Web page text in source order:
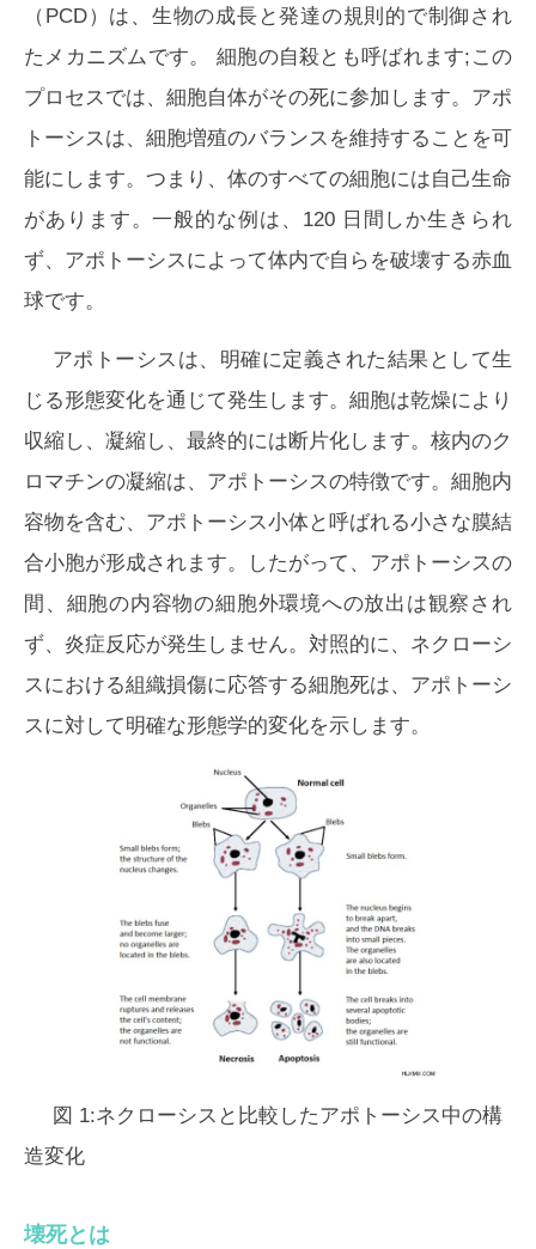
（PCD）は、生物の成長と発達の規則的で制御され
たメカニズムです。 細胞の自殺とも呼ばれます;この
プロセスでは、細胞自体がその死に参加します。アポ
トーシスは、細胞増殖のバランスを維持することを可
能にします。つまり、体のすべての細胞には自己生命
があります。一般的な例は、120 日間しか生きられ
ず、アポトーシスによって体内で自らを破壊する赤血
球です。
アポトーシスは、明確に定義された結果として生
じる形態変化を通じて発生します。細胞は乾燥により
収縮し、凝縮し、最終的には断片化します。核内のク
ロマチンの凝縮は、アポトーシスの特徴です。細胞内
容物を含む、アポトーシス小体と呼ばれる小さな膜結
合小胞が形成されます。したがって、アポトーシスの
間、細胞の内容物の細胞外環境への放出は観察され
ず、炎症反応が発生しません。対照的に、ネクローシ
スにおける組織損傷に応答する細胞死は、アポトーシ
スに対して明確な形態学的変化を示します。
図 1:ネクローシスと比較したアポトーシス中の構
造変化
壊死とは